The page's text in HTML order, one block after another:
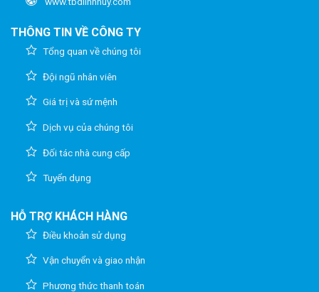
THÔNG TIN VỀ CÔNG TY
Tổng quan về chúng tôi
Đội ngũ nhân viên
Giá trị và sứ mệnh
Dịch vụ của chúng tôi
Đối tác nhà cung cấp
Tuyển dụng
HỖ TRỢ KHÁCH HÀNG
Điều khoản sử dụng
Vận chuyển và giao nhận
Phương thức thanh toán